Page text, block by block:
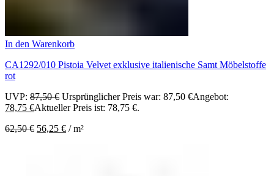
In den Warenkorb
CA1292/010 Pistoia Velvet exklusive italienische Samt Möbelstoffe
rot
UVP: 87,50€ Ursprünglicher Preis war: 87,50 €Angebot:
78,75 €Aktueller Preis ist: 78,75 €.
62,50€ 56,25 € /m²